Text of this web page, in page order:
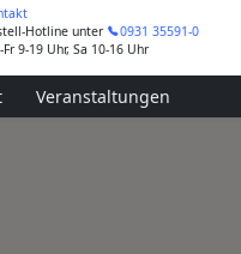
Hotline unter
0931 35591-0
Fr 9-19 Uhr, Sa 10-16 Uhr
Veranstaltungen